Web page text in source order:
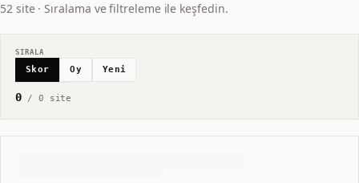
52 site · Sıralama ve filtreleme ile keşfedin.
SIRALA
Skor Oy Yeni
0/ 0 site